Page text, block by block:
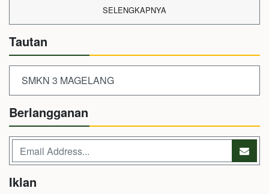
SELENGKAPNYA
Tautan
SMKN 3 MAGELANG
Berlangganan
Iklan